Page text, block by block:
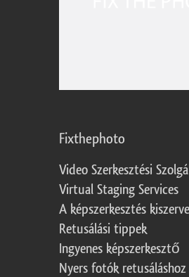
Fixthephoto
Video Szerkesztési
Virtual Staging Services
A képszerkesztés
Retusálási tippek
Ingyenes képszerkesztő
Nyers fotók retusáláshoz